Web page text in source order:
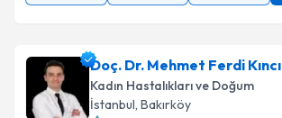
Doç. Dr. Mehmet Ferdi Kıncı
Kadın Hastalıkları ve Doğum
İstanbul, Bakırköy